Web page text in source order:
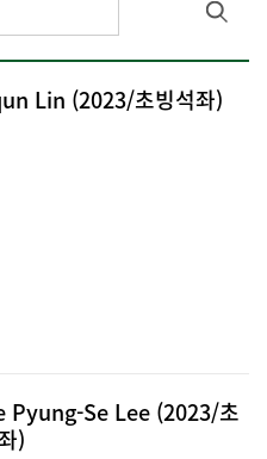
Lin (2023/초빙석좌)
Pyung-Se Lee (2023/초
)